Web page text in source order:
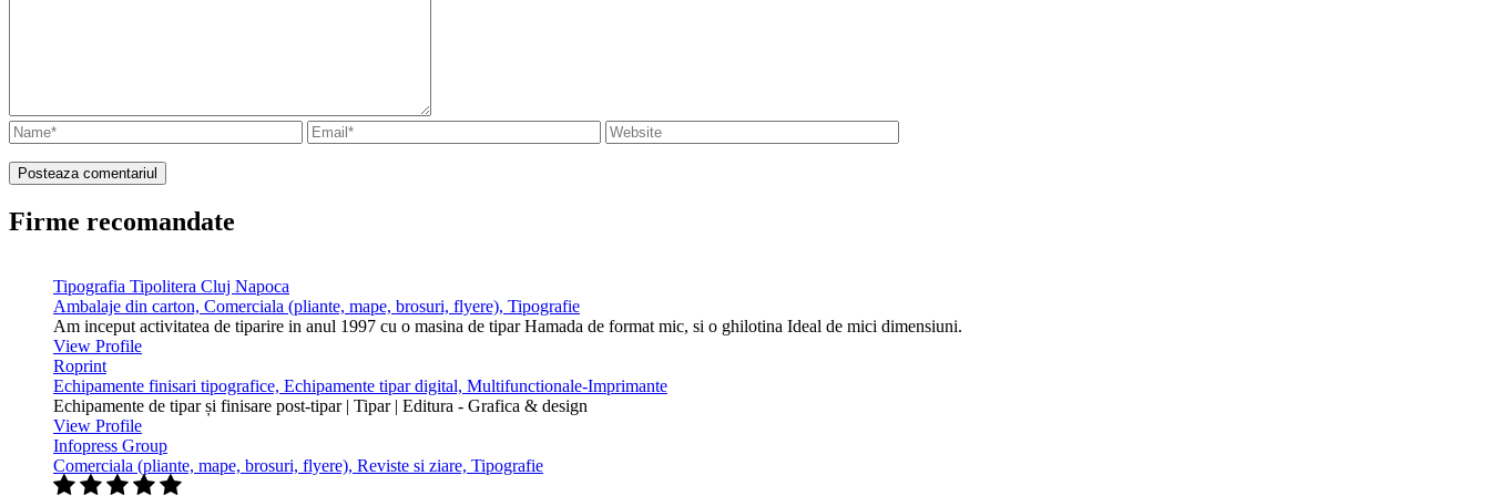
Firme recomandate
Tipografia Tipolitera Cluj Napoca
Ambalaje din carton, Comerciala (pliante, mape, brosuri, flyere), Tipografie
Am inceput activitatea de tiparire in anul 1997 cu o masina de tipar Hamada de format mic, si o ghilotina Ideal de mici dimensiuni.
View Profile
Roprint
Echipamente finisari tipografice, Echipamente tipar digital, Multifunctionale-Imprimante
Echipamente de tipar și finisare post-tipar | Tipar | Editura - Grafica & design
View Profile
Infopress Group
Comerciala (pliante, mape, brosuri, flyere), Reviste si ziare, Tipografie